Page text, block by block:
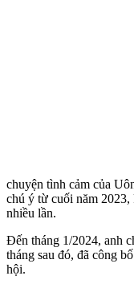
chu‌yện tìn‌h cảm của
chú ý từ cuối năm
nhiều lần.
Đến tháng 1/2024, anh
tháng sau đó, đã công
hội.